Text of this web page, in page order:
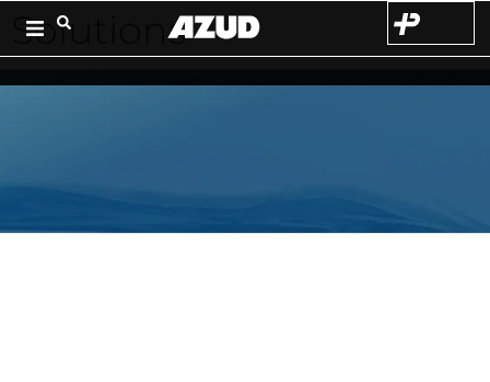
Solutions